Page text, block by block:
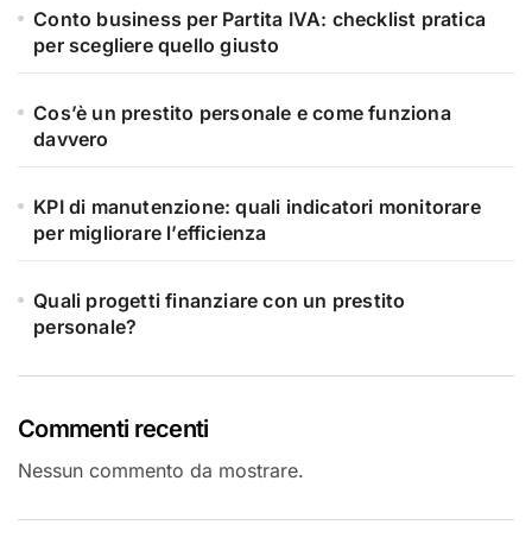
Conto business per Partita IVA: checklist pratica
per scegliere quello giusto
Cos’è un prestito personale e come funziona
davvero
KPI di manutenzione: quali indicatori monitorare
per migliorare l’efficienza
Quali progetti finanziare con un prestito
personale?
Commenti recenti
Nessun commento da mostrare.